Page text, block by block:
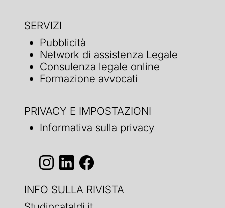
SERVIZI
Pubblicità
Network di assistenza Legale
Consulenza legale online
Formazione avvocati
PRIVACY E IMPOSTAZIONI
Informativa sulla privacy
INFO SULLA RIVISTA